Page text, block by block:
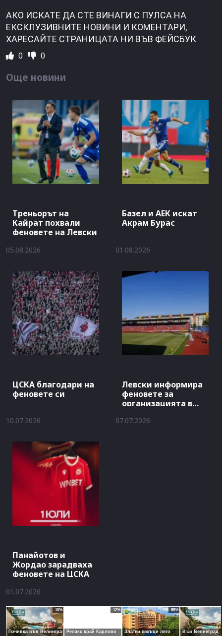
АКО ИСКАТЕ ДА СТЕ ВИНАГИ С ПУЛСА НА
ЕКСКЛУЗИВНИТЕ НОВИНИ И КОМЕНТАРИ,
ХАРЕСАЙТЕ СТРАНИЦАТА НИ ВЪВ ФЕЙСБУК
0 0
Още новини
Треньорът на
Кайрат похвали
феновете на Левски
05.08.2026
Базел и АЕК искат
Акрам Бурас
01.08.2026
ЦСКА благодари на
феновете си
10.07.2026
Левски информира
феновете за
организацията в
07.07.2026
Панайотов и
Жордао зарадваха
феновете на ЦСКА
01.07.2026